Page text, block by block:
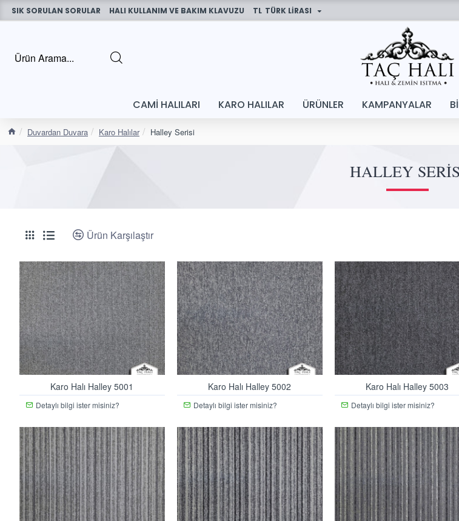
SIK SORULAN SORULAR HALI KULLANIM VE BAKIM KLAVUZU TL TÜRK LIRASI
CAMI HALILARI KARO HALILAR ÜRÜNLER KAMPANYALAR
Duvardan Duvara Karo Halılar Halley Serisi
HALLEY
Ürün Karşılaştır
Karo Halı Halley 5001
Detaylı bilgi ister misiniz?
Karo Halı Halley 5002
Detaylı bilgi ister misiniz?
Karo Halı Halley 5003
Detaylı bilgi ister misiniz?